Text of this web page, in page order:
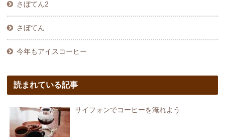
さぼてん2
さぼてん
今年もアイスコーヒー
読まれている記事
サイフォンでコーヒーを淹れよう